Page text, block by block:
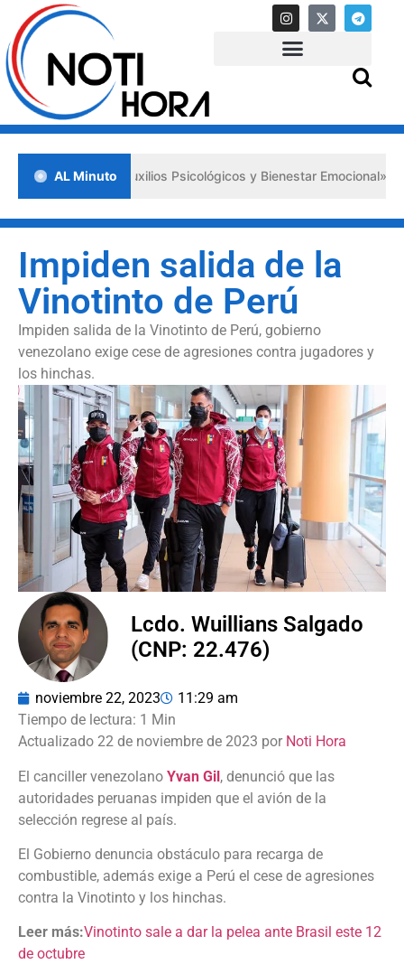
AL Minuto
«Primeros Auxilios Psicológicos y Bienestar Emocional» ante
Impiden salida de la
Vinotinto de Perú
Impiden salida de la Vinotinto de Perú, gobierno
venezolano exige cese de agresiones contra jugadores y
los hinchas.
Lcdo. Wuillians Salgado
(CNP: 22.476)
noviembre 22, 2023 11:29 am
Actualizado 22 de noviembre de 2023 por Noti Hora
El canciller venezolano Yvan Gil, denunció que las
autoridades peruanas impiden que el avión de la
selección regrese al país.
El Gobierno denuncia obstáculo para recarga de
combustible, además exige a Perú el cese de agresiones
contra la Vinotinto y los hinchas.
Leer más:Vinotinto sale a dar la pelea ante Brasil este 12
de octubre